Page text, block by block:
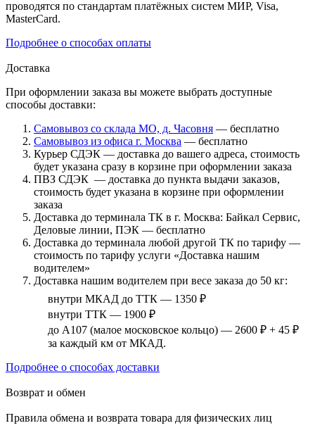
проводятся по стандартам платёжных систем МИР, Visa,
MasterCard.
Подробнее о способах оплаты
Доставка
При оформлении заказа вы можете выбрать доступные
способы доставки:
Самовывоз со склада МО, д. Часовня — бесплатно
Самовывоз из офиса г. Москва — бесплатно
Курьер СДЭК — доставка до вашего адреса, стоимость
будет указана сразу в корзине при оформлении заказа
ПВЗ СДЭК — доставка до пункта выдачи заказов,
стоимость будет указана в корзине при оформлении
заказа
Доставка до терминала ТК в г. Москва: Байкал Сервис,
Деловые линии, ПЭК — бесплатно
Доставка до терминала любой другой ТК по тарифу —
стоимость по тарифу услуги «Доставка нашим
водителем»
Доставка нашим водителем при весе заказа до 50 кг:
внутри МКАД до ТТК — 1350 ₽
внутри ТТК — 1900 ₽
до А107 (малое московское кольцо) — 2600 ₽ + 45 ₽
за каждый км от МКАД.
Подробнее о способах доставки
Возврат и обмен
Правила обмена и возврата товара для физических лиц